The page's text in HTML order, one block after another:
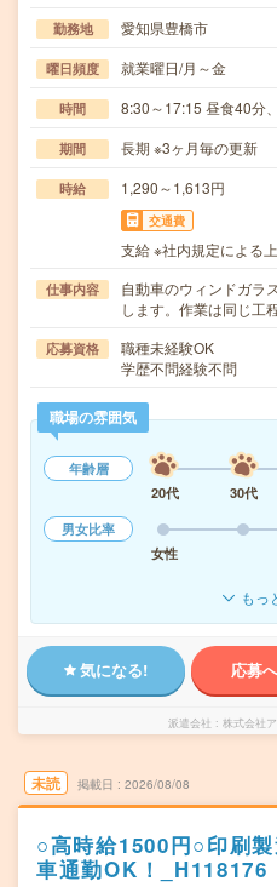
勤務地 愛知県豊橋市
曜日頻度 就業曜日/月～金
時間 8:30～17:15 昼食40分
期間 長期 ※3ヶ月毎の更新
時給 1,290～1,613円
交通費
支給 ※社内規定による
仕事内容
自動車のウィンドガラ
します。作業は同じ工
応募資格
職種未経験OK
学歴不問経験不問
職場の雰囲気
年齢層
20代
30代
男女比率
女性
もっ
気になる! 応募
派遣会社 株式会社
未読 掲載日 2026/08/08
○高時給1500円○印刷
車通勤OK！_H118176